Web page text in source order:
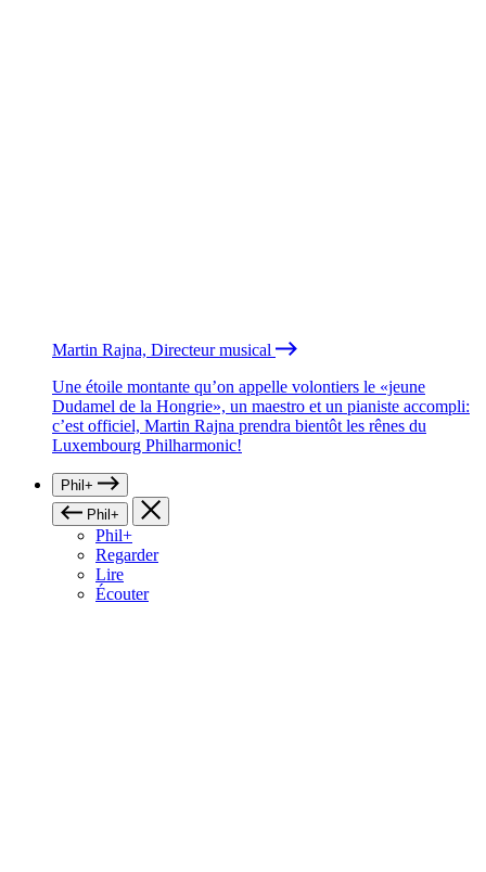
Martin Rajna, Directeur musical
Une étoile montante qu’on appelle volontiers le «jeune
Dudamel de la Hongrie», un maestro et un pianiste accompli:
c’est officiel, Martin Rajna prendra bientôt les rênes du
Luxembourg Philharmonic!
Phil+
Phil+
Phil+
Regarder
Lire
Écouter